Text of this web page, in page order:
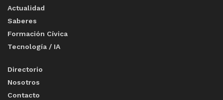
Actualidad
Saberes
Formación Cívica
Tecnología / IA
Directorio
Nosotros
Contacto